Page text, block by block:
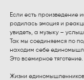
Если есть произведение
родилась эмоция и
увидеть, а музыку –
Так мы соединяемся по
находим себе
Это всемирное тяготение.
Жизни единомышленников